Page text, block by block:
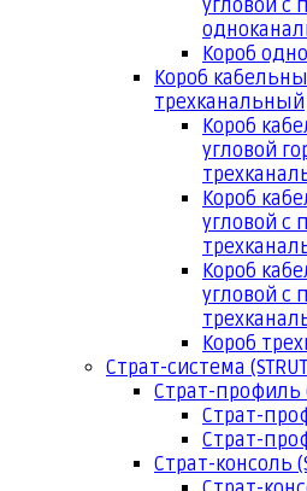
угловой с
Короб
Короб
трехканальный
Короб
угловой
Короб
угловой с
Короб
угловой с
Короб
Страт-система
Страт-профиль
Страт-
Страт-
Страт-консоль